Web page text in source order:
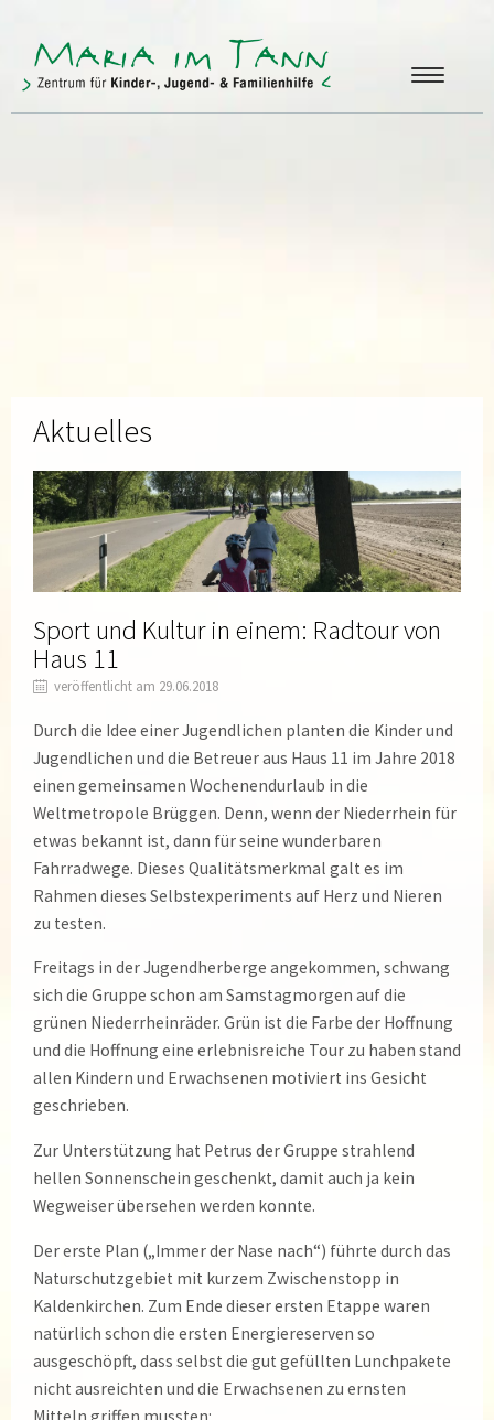
Aktuelles
Sport und Kultur in einem: Radtour von
Haus 11
veröffentlicht am 29.06.2018
Durch die Idee einer Jugendlichen planten die Kinder und
Jugendlichen und die Betreuer aus Haus 11 im Jahre 2018
einen gemeinsamen Wochenendurlaub in die
Weltmetropole Brüggen. Denn, wenn der Niederrhein für
etwas bekannt ist, dann für seine wunderbaren
Fahrradwege. Dieses Qualitätsmerkmal galt es im
Rahmen dieses Selbstexperiments auf Herz und Nieren
zu testen.
Freitags in der Jugendherberge angekommen, schwang
sich die Gruppe schon am Samstagmorgen auf die
grünen Niederrheinräder. Grün ist die Farbe der Hoffnung
und die Hoffnung eine erlebnisreiche Tour zu haben stand
allen Kindern und Erwachsenen motiviert ins Gesicht
geschrieben.
Zur Unterstützung hat Petrus der Gruppe strahlend
hellen Sonnenschein geschenkt, damit auch ja kein
Wegweiser übersehen werden konnte.
Der erste Plan („Immer der Nase nach“) führte durch das
Naturschutzgebiet mit kurzem Zwischenstopp in
Kaldenkirchen. Zum Ende dieser ersten Etappe waren
natürlich schon die ersten Energiereserven so
ausgeschöpft, dass selbst die gut gefüllten Lunchpakete
nicht ausreichten und die Erwachsenen zu ernsten